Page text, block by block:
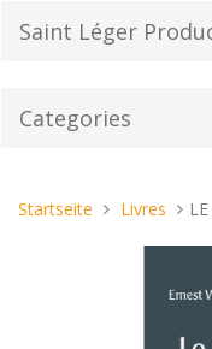
zumSaint Léger
Categories
Sie
Startseite Livres